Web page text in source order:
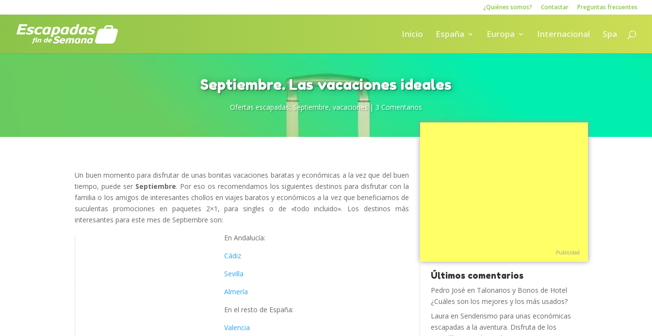
¿Quiénes somos? Contactar Preguntas frecuentes
Inicio España Europa Internacional Spa
Septiembre. Las vacaciones ideales
Ofertas escapadas, Septiembre, vacaciones| 3 Comentarios
Un buen momento para disfrutar de unas bonitas vacaciones baratas y económicas a la vez que del buen
tiempo, puede ser Septiembre. Por eso os recomendamos los siguientes destinos para disfrutar con la
familia o los amigos de interesantes chollos en viajes baratos y económicos a la vez que beneficiarnos de
suculentas promociones en paquetes 2×1, para singles o de «todo incluido». Los destinos más
interesantes para este mes de Septiembre son:
En Andalucía:
Cádiz
Sevilla
Almería
En el resto de España:
Valencia
Publicidad
Últimos comentarios
Pedro José en Talonarios y Bonos de Hotel
¿Cuáles son los mejores y los más usados?
Laura en Senderismo para unas económicas
escapadas a la aventura. Disfruta de los